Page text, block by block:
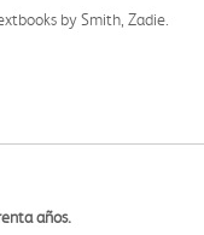
by Smith, Zadie.
años.